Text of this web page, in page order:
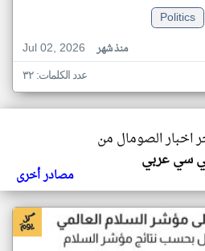
Politics
Jul 02, 2026
منذ شهر
عدد الكلمات: ٣٢
اخبار الصومال من
سي عربي
مصادر أخرى